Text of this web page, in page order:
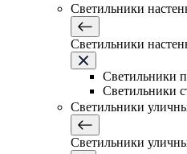
Светильники
Светильники
Светильники
Светильники
Светильники
Светильники